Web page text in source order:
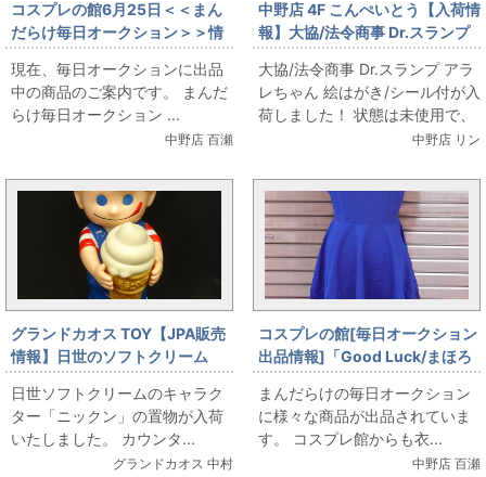
コスプレの館6月25日＜＜まん
だらけ毎日オークション＞＞情
報です
現在、毎日オークションに出品
中の商品のご案内です。 まんだ
らけ毎日オークション ...
中野店 百瀬
中野店 4F こんぺいとう【入荷情
報】大協/法令商事 Dr.スランプ
アラレちゃん 絵はがき/シール付
が入荷しました！（6/26販売情
報）
大協/法令商事 Dr.スランプ アラ
レちゃん 絵はがき/シール付が入
荷しました！ 状態は未使用で、
かなり大判サイズのシール付
中野店 リン
グランドカオス TOY【JPA販売
情報】日世のソフトクリーム
カウンターサイズニックン
日世ソフトクリームのキャラク
ター「ニックン」の置物が入荷
いたしました。 カウンタ...
グランドカオス 中村
コスプレの館[毎日オークション
出品情報]「Good Luck/まほろ
まてぃっく/安藤まほろ/女性用M
サイズ(日本サイズ)/コスプレ衣
装」を出品しています
まんだらけの毎日オークション
に様々な商品が出品されていま
す。 コスプレ館からも衣...
中野店 百瀬